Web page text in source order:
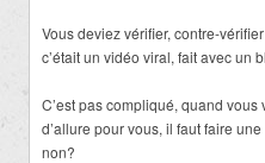
Vous deviez vérifier, contre-
c’était un vidéo viral, fait avec un
C’est pas compliqué, quand
d’allure pour vous, il faut faire
non?